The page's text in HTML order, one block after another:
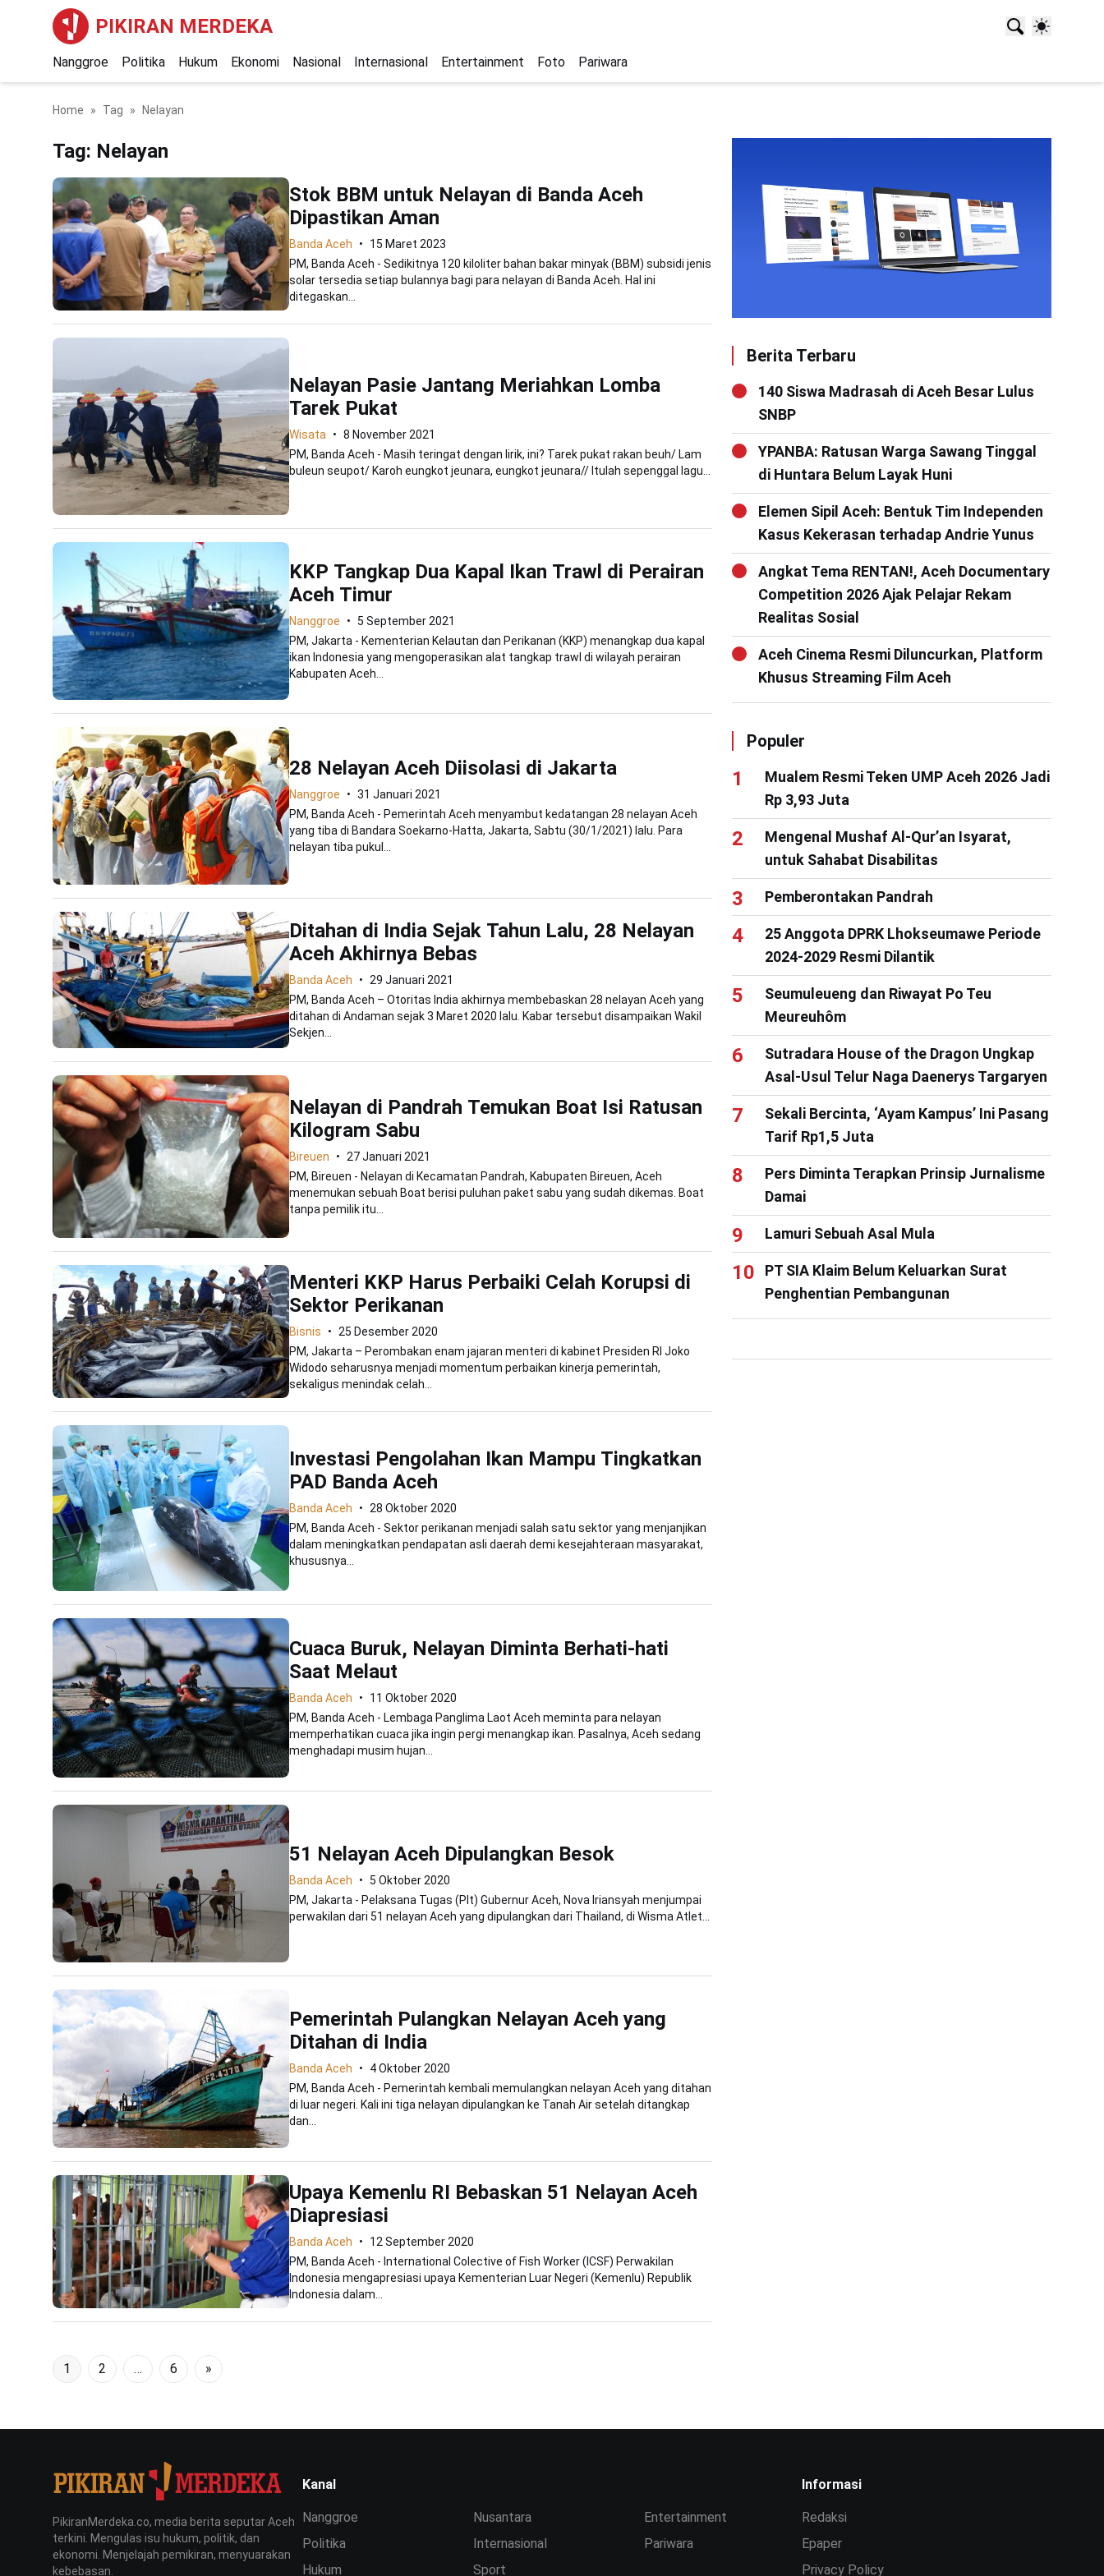
PIKIRAN MERDEKA
Nanggroe Politika Hukum Ekonomi Nasional Internasional Entertainment Foto Pariwara
Home Tag Nelayan
Tag: Nelayan
Stok BBM untuk Nelayan di Banda Aceh
Dipastikan Aman
Banda Aceh
15 Maret 2023
PM, Banda Aceh - Sedikitnya 120 kiloliter bahan bakar minyak (BBM) subsidi jenis
solar tersedia setiap bulannya bagi para nelayan di Banda Aceh. Hal ini
ditegaskan...
Nelayan Pasie Jantang Meriahkan Lomba
Tarek Pukat
Wisata
8 November 2021
PM, Banda Aceh - Masih teringat dengan lirik, ini? Tarek pukat rakan beuh/ Lam
buleun seupot/ Karoh eungkot jeunara, eungkot jeunara// Itulah sepenggal lagu...
KKP Tangkap Dua Kapal Ikan Trawl di Perairan
Aceh Timur
Nanggroe
5 September 2021
PM, Jakarta - Kementerian Kelautan dan Perikanan (KKP) menangkap dua kapal
ikan Indonesia yang mengoperasikan alat tangkap trawl di wilayah perairan
Kabupaten Aceh...
28 Nelayan Aceh Diisolasi di Jakarta
Nanggroe
31 Januari 2021
PM, Banda Aceh - Pemerintah Aceh menyambut kedatangan 28 nelayan Aceh
yang tiba di Bandara Soekarno-Hatta, Jakarta, Sabtu (30/1/2021) lalu. Para
nelayan tiba pukul...
Ditahan di India Sejak Tahun Lalu, 28 Nelayan
Aceh Akhirnya Bebas
Banda Aceh
29 Januari 2021
PM, Banda Aceh – Otoritas India akhirnya membebaskan 28 nelayan Aceh yang
ditahan di Andaman sejak 3 Maret 2020 lalu. Kabar tersebut disampaikan Wakil
Sekjen...
Nelayan di Pandrah Temukan Boat Isi Ratusan
Kilogram Sabu
Bireuen
27 Januari 2021
PM, Bireuen - Nelayan di Kecamatan Pandrah, Kabupaten Bireuen, Aceh
menemukan sebuah Boat berisi puluhan paket sabu yang sudah dikemas. Boat
tanpa pemilik itu...
Menteri KKP Harus Perbaiki Celah Korupsi di
Sektor Perikanan
Bisnis
25 Desember 2020
PM, Jakarta – Perombakan enam jajaran menteri di kabinet Presiden RI Joko
Widodo seharusnya menjadi momentum perbaikan kinerja pemerintah,
sekaligus menindak celah...
Investasi Pengolahan Ikan Mampu Tingkatkan
PAD Banda Aceh
Banda Aceh
28 Oktober 2020
PM, Banda Aceh - Sektor perikanan menjadi salah satu sektor yang menjanjikan
dalam meningkatkan pendapatan asli daerah demi kesejahteraan masyarakat,
khususnya...
Cuaca Buruk, Nelayan Diminta Berhati-hati
Saat Melaut
Banda Aceh
11 Oktober 2020
PM, Banda Aceh - Lembaga Panglima Laot Aceh meminta para nelayan
memperhatikan cuaca jika ingin pergi menangkap ikan. Pasalnya, Aceh sedang
menghadapi musim hujan...
51 Nelayan Aceh Dipulangkan Besok
Banda Aceh
5 Oktober 2020
PM, Jakarta - Pelaksana Tugas (Plt) Gubernur Aceh, Nova Iriansyah menjumpai
perwakilan dari 51 nelayan Aceh yang dipulangkan dari Thailand, di Wisma Atlet...
Pemerintah Pulangkan Nelayan Aceh yang
Ditahan di India
Banda Aceh
4 Oktober 2020
PM, Banda Aceh - Pemerintah kembali memulangkan nelayan Aceh yang ditahan
di luar negeri. Kali ini tiga nelayan dipulangkan ke Tanah Air setelah ditangkap
dan...
Upaya Kemenlu RI Bebaskan 51 Nelayan Aceh
Diapresiasi
Banda Aceh
12 September 2020
PM, Banda Aceh - International Colective of Fish Worker (ICSF) Perwakilan
Indonesia mengapresiasi upaya Kementerian Luar Negeri (Kemenlu) Republik
Indonesia dalam...
1 2 … 6 »
Berita Terbaru
140 Siswa Madrasah di Aceh Besar Lulus
SNBP
YPANBA: Ratusan Warga Sawang Tinggal
di Huntara Belum Layak Huni
Elemen Sipil Aceh: Bentuk Tim Independen
Kasus Kekerasan terhadap Andrie Yunus
Angkat Tema RENTAN!, Aceh Documentary
Competition 2026 Ajak Pelajar Rekam
Realitas Sosial
Aceh Cinema Resmi Diluncurkan, Platform
Khusus Streaming Film Aceh
Populer
Mualem Resmi Teken UMP Aceh 2026 Jadi
Rp 3,93 Juta
Mengenal Mushaf Al-Qur’an Isyarat,
untuk Sahabat Disabilitas
Pemberontakan Pandrah
25 Anggota DPRK Lhokseumawe Periode
2024-2029 Resmi Dilantik
Seumuleueng dan Riwayat Po Teu
Meureuhôm
Sutradara House of the Dragon Ungkap
Asal-Usul Telur Naga Daenerys Targaryen
Sekali Bercinta, ‘Ayam Kampus’ Ini Pasang
Tarif Rp1,5 Juta
Pers Diminta Terapkan Prinsip Jurnalisme
Damai
Lamuri Sebuah Asal Mula
PT SIA Klaim Belum Keluarkan Surat
Penghentian Pembangunan
PikiranMerdeka.co, media berita seputar Aceh
terkini. Mengulas isu hukum, politik, dan
ekonomi. Menjelajah pemikiran, menyuarakan
kebebasan.
Kanal
Nanggroe
Politika
Hukum
Nusantara
Internasional
Sport
Entertainment
Pariwara
Informasi
Redaksi
Epaper
Privacy Policy